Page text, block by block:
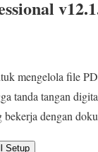
mengelola file
tanda tangan
bekerja dengan
Setup